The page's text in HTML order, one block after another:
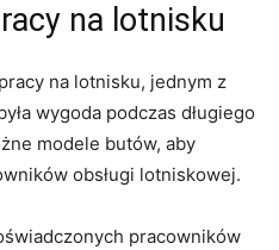
na lotnisku
na lotnisku, jednym z
wygoda podczas długiego
‍modele butów, aby
obsługi lotniskowej.
pracowników